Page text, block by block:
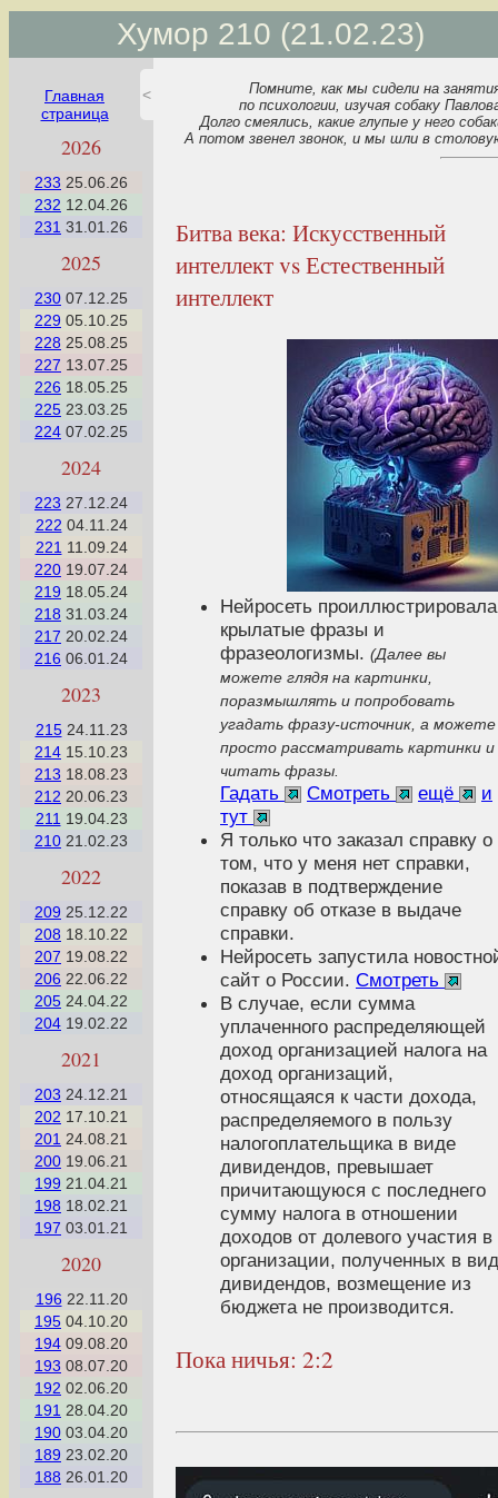
Хумор 210 (21.02.23)
<
Главная
страница
2026
233 25.06.26
232 12.04.26
231 31.01.26
2025
230 07.12.25
229 05.10.25
228 25.08.25
227 13.07.25
226 18.05.25
225 23.03.25
224 07.02.25
2024
223 27.12.24
222 04.11.24
221 11.09.24
220 19.07.24
219 18.05.24
218 31.03.24
217 20.02.24
216 06.01.24
2023
21524.11.23
214 15.10.23
213 18.08.23
212 20.06.23
211 19.04.23
210 21.02.23
2022
209 25.12.22
208 18.10.22
207 19.08.22
206 22.06.22
205 24.04.22
204 19.02.22
2021
203 24.12.21
202 17.10.21
201 24.08.21
200 19.06.21
199 21.04.21
198 18.02.21
197 03.01.21
2020
196 22.11.20
195 04.10.20
194 09.08.20
193 08.07.20
192 02.06.20
191 28.04.20
190 03.04.20
189 23.02.20
188 26.01.20
Помните, как мы сидели на
по психологии, изучая собаку
Долго смеялись, какие глупые у него
А потом звенел звонок, и мы шли в
Битва века: Искусственный
интеллект vs Естественный
интеллект
Нейросеть проиллюстрировала
крылатые фразы и
фразеологизмы. (Далее вы
можете глядя на картинки,
поразмышлять и попробовать
угадать фразу-источник, а можете
просто рассматривать картинки и
читать фразы.
Гадать Смотреть ещё
и
тут
Я только что заказал справку о
том, что у меня нет справки,
показав в подтверждение
справку об отказе в выдаче
справки.
Нейросеть запустила
сайт о России. Смотреть
В случае, если сумма
уплаченного распределяющей
доход организацией налога на
доход организаций,
относящаяся к части дохода,
распределяемого в пользу
налогоплательщика в виде
дивидендов, превышает
причитающуюся с последнего
сумму налога в отношении
доходов от долевого участия в
организации, полученных в
дивидендов, возмещение из
бюджета не производится.
Пока ничья: 2:2